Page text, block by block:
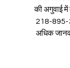
की अगुवाई
218-895-
अधिक